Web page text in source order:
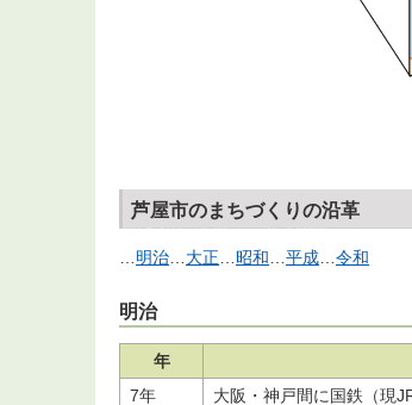
芦屋市のまちづくりの沿革
明治 大正 昭和 平成 令和
明治
年
7年
大阪・神戸間に国鉄（現